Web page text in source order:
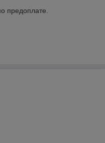
предоплате.